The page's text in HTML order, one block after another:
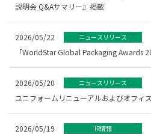
説明会 Q&Aサマリー』掲載
2026/05/22 ニュースリリース
「WorldStar Global Packaging Awards
2026/05/20 ニュースリリース
ユニフォームリニューアルおよびオフィ
2026/05/19 IR情報